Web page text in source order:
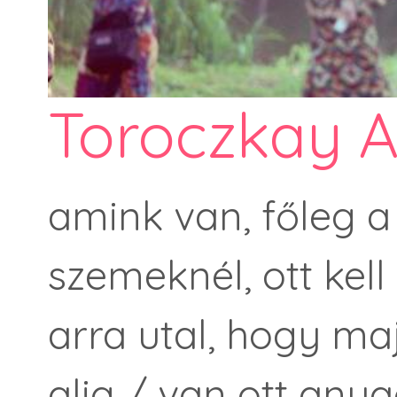
Toroczkay
amink van, főleg
szemeknél, ott
arra utal, hogy